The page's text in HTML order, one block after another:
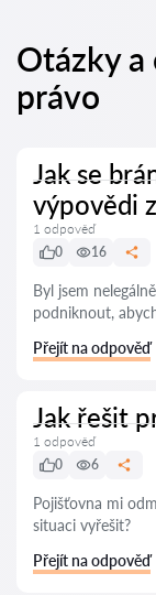
Otázky a
právo
Jak se
výpovědi
1 odpověď
0
16
Byl jsem
podniknout,
Přejít na odpověď
Jak řešit
1 odpověď
0
6
Pojišťovna mi
situaci vyřešit?
Přejít na odpověď